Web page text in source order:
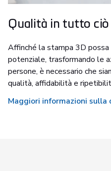
Qualità in tutto
Affinché la stampa 3D
potenziale, trasformando le
persone, è necessario che
qualità, affidabilità e
Maggiori informazioni sulla